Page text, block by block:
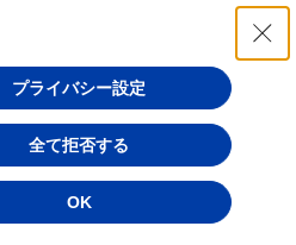
プライバシー設定
全て拒否する
OK